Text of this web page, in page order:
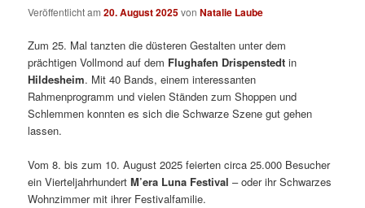
Veröffentlicht am20. August 2025vonNatalie Laube
Zum 25. Mal tanzten die düsteren Gestalten unter dem
prächtigen Vollmond auf dem Flughafen Drispenstedt in
Hildesheim. Mit 40 Bands, einem interessanten
Rahmenprogramm und vielen Ständen zum Shoppen und
Schlemmen konnten es sich die Schwarze Szene gut gehen
lassen.
Vom 8. bis zum 10. August 2025 feierten circa 25.000 Besucher
ein VierteljahrhundertM’era Luna Festival – oder ihr Schwarzes
Wohnzimmer mit ihrer Festivalfamilie.